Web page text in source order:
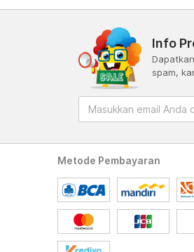
Info
spam,
Metode Pembayaran